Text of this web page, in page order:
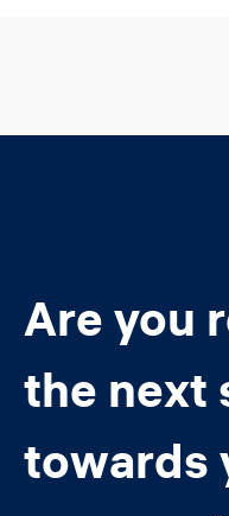
Are you
the next
towards